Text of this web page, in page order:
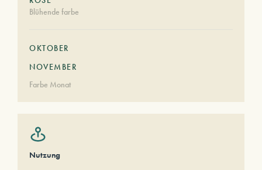
Blühende farbe
OKTOBER
NOVEMBER
Farbe Monat
Nutzung